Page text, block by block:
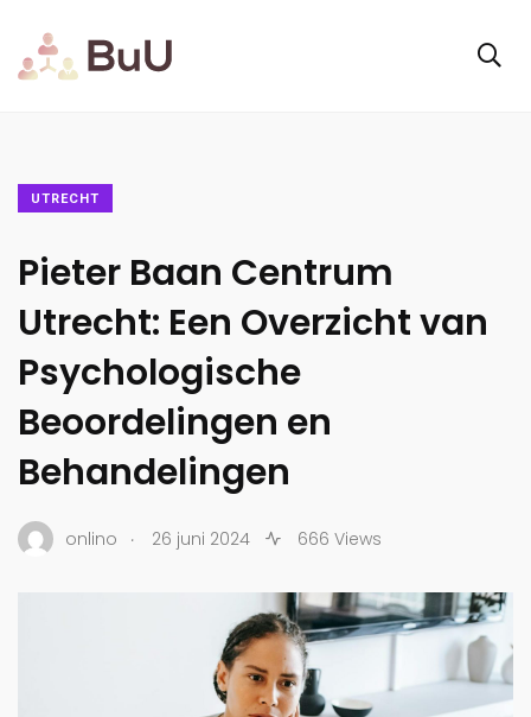
UTRECHT
Pieter Baan Centrum
Utrecht: Een Overzicht van
Psychologische
Beoordelingen en
Behandelingen
onlino . 26 juni 2024 666 Views